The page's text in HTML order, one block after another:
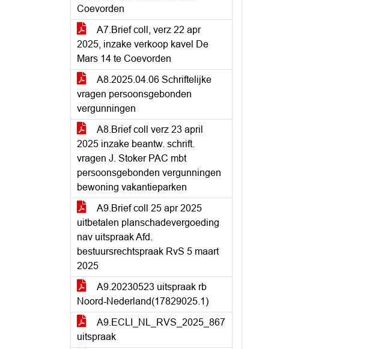
Coevorden
A7.Brief coll, verz 22 apr
2025, inzake verkoop kavel De
Mars 14 te Coevorden
A8.2025.04.06 Schriftelijke
vragen persoonsgebonden
vergunningen
A8.Brief coll verz 23 april
2025 inzake beantw. schrift.
vragen J. Stoker PAC mbt
persoonsgebonden vergunningen
bewoning vakantieparken
A9.Brief coll 25 apr 2025
uitbetalen planschadevergoeding
nav uitspraak Afd.
bestuursrechtspraak RvS 5 maart
2025
A9.20230523 uitspraak rb
Noord-Nederland(17829025.1)
A9.ECLI_NL_RVS_2025_867
uitspraak